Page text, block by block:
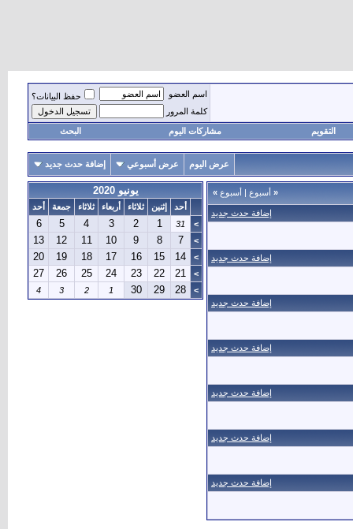
اسم العضو
حفظ البيانات؟
كلمة المرور
التقويم مشاركات اليوم البحث
عرض اليوم عرض أسبوعي إضافة حدث جديد
« أسبوع | أسبوع »
إضافة حدث جديد
إضافة حدث جديد
إضافة حدث جديد
إضافة حدث جديد
إضافة حدث جديد
إضافة حدث جديد
إضافة حدث جديد
يونيو 2020
أحد إثنين ثلاثاء أربعاء ثلاثاء جمعة
أحد
>
31
1
2
3
4
5
6
>
7
8
9
10
11
12
13
>
14
15
16
17
18
19
20
>
21
22
23
24
25
26
27
>
28
29
30
1
2
3
4